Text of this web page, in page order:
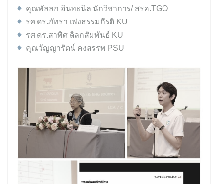
คุณพัลลภ อินทะนิล นักวิชาการ/ สรค.TGO
รศ.ดร.ภัทรา เพ่งธรรมกีรติ KU
รศ.ดร.สาพิศ ดิลกสัมพันธ์ KU
คุณวัญญารัตน์ คงสรรพ PSU